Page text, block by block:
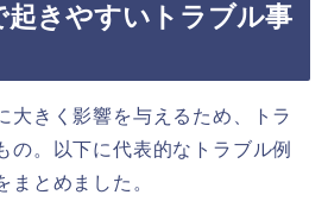
起きやすいトラブル事
大きく影響を与えるため、トラ
の。以下に代表的なトラブル例
まとめました。